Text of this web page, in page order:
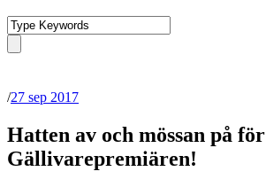
/27 sep 2017
Hatten av och mössan på för
Gällivarepremiären!